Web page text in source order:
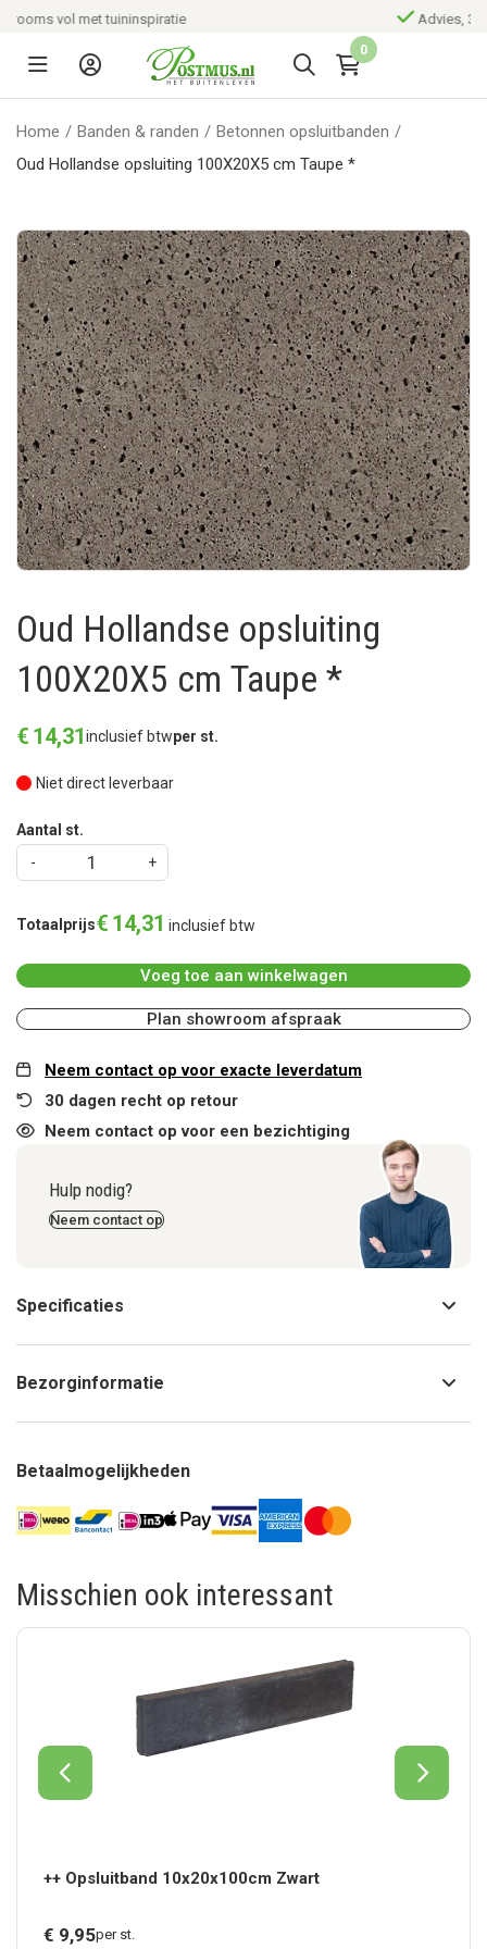
Advies, 3D tuinontwerp en aanleg
0
Home / Banden & randen / Betonnen opsluitbanden /
Oud Hollandse opsluiting 100X20X5 cm Taupe *
Oud Hollandse opsluiting
100X20X5 cm Taupe *
€ 14,31inclusief btwper st.
Niet direct leverbaar
Aantal st.
Totaalprijs€ 14,31 inclusief btw
Voeg toe aan winkelwagen
Plan showroom afspraak
Neem contact op voor exacte leverdatum
30 dagen recht op retour
Neem contact op voor een bezichtiging
Hulp nodig?
Neem contact op
Specificaties
Bezorginformatie
Betaalmogelijkheden
Misschien ook interessant
++ Opsluitband 10x20x100cm Zwart
€ 9,95per st.